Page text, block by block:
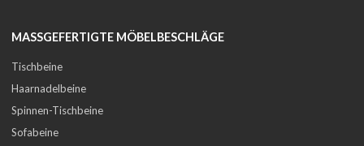
MASSGEFERTIGTE MÖBELBESCHLÄGE
Tischbeine
Haarnadelbeine
Spinnen-Tischbeine
Sofabeine